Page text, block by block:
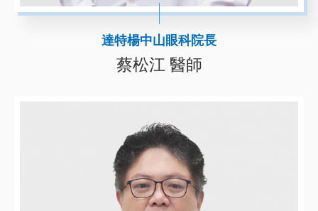
達特楊中山眼科院長
蔡松江 醫師